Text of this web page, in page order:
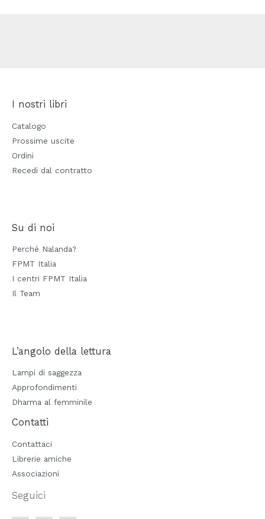
I nostri libri
Catalogo
Prossime uscite
Ordini
Recedi dal contratto
Su di noi
Perché Nalanda?
FPMT Italia
I centri FPMT Italia
Il Team
L’angolo della lettura
Lampi di saggezza
Approfondimenti
Dharma al femminile
Contatti
Contattaci
Librerie amiche
Associazioni
Seguici